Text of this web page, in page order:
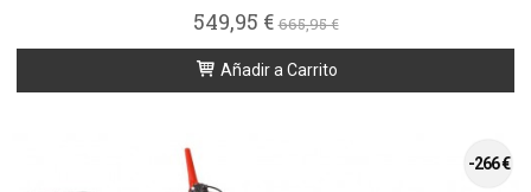
549,95 €665,95 €
Añadir a Carrito
-266 €